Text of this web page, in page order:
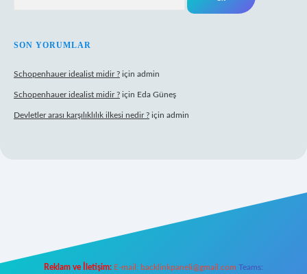
SON YORUMLAR
Schopenhauer idealist midir ? için admin
Schopenhauer idealist midir ? için Eda Güneş
Devletler arası karşılıklılık ilkesi nedir ? için admin
Reklam ve İletişim: E-mail: backlinkpaneli@gmail.com Teams: